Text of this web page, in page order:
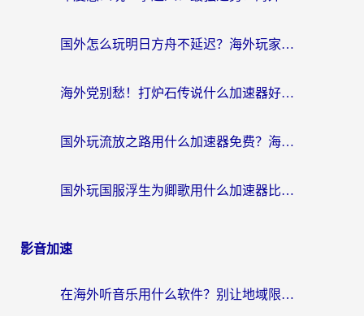
国外怎么玩明日方舟不延迟？海外玩家国服游戏加速终极指南（附DNF梦幻诛仙解决方案）
海外党别愁！打炉石传说什么加速器好用？3个实用技巧解决国服游戏卡顿
国外玩流放之路用什么加速器免费？海外党亲测有效的国服游戏加速指南
国外玩国服浮生为卿歌用什么加速器比较好？海外党亲测不踩坑指南
影音加速
在海外听音乐用什么软件？别让地域限制断了你的华语歌单